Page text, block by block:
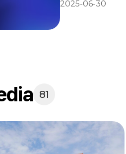
2025-06-30
81